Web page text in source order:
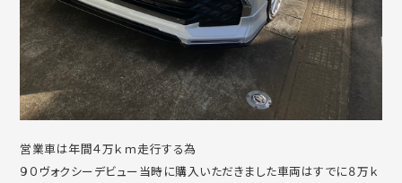
営業車は年間４万ｋｍ走行する為
９０ヴォクシーデビュー当時に購入いただきました車両はすでに８万ｋ